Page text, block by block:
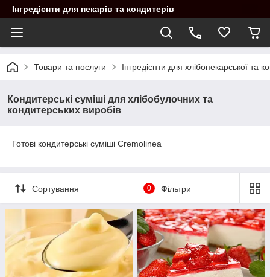
Інгредієнти для пекарів та кондитерів
Товари та послуги Інгредієнти для хлібопекарської та
Кондитерські суміші для хлібобулочних та
кондитерських виробів
Готові кондитерські суміші Сremolinea
Сортування 0 Фільтри